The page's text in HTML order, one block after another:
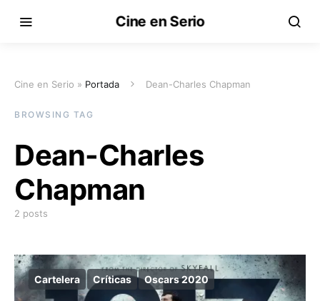
Cine en Serio
Cine en Serio » Portada Dean-Charles Chapman
BROWSING TAG
Dean-Charles
Chapman
2 posts
Cartelera Críticas Oscars 2020